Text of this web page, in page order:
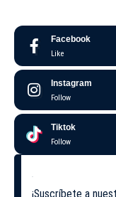
Facebook
Like
Instagram
Follow
Tiktok
Follow
¡Suscríbete a